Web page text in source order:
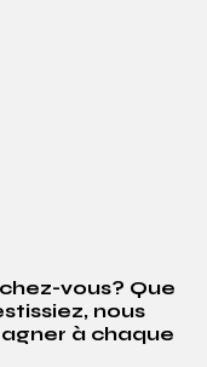
vous? Que
nous
à chaque